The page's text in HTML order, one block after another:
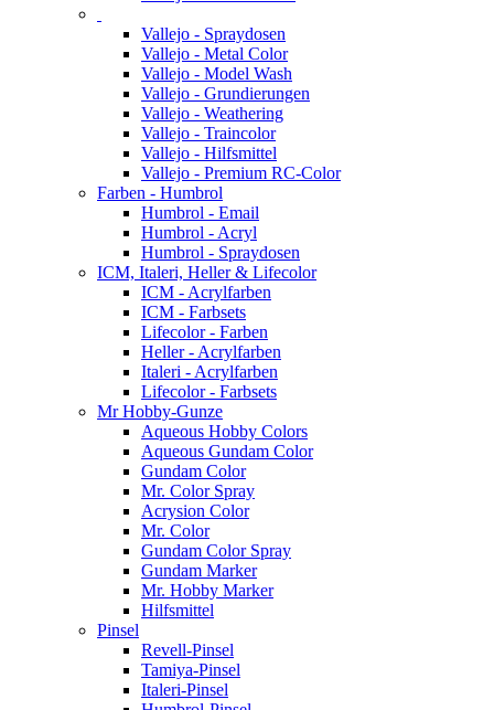
Vallejo - Spraydosen
Vallejo - Metal Color
Vallejo - Model Wash
Vallejo - Grundierungen
Vallejo - Weathering
Vallejo - Traincolor
Vallejo - Hilfsmittel
Vallejo - Premium RC-Color
Farben - Humbrol
Humbrol - Email
Humbrol - Acryl
Humbrol - Spraydosen
ICM, Italeri, Heller & Lifecolor
ICM - Acrylfarben
ICM - Farbsets
Lifecolor - Farben
Heller - Acrylfarben
Italeri - Acrylfarben
Lifecolor - Farbsets
Mr Hobby-Gunze
Aqueous Hobby Colors
Aqueous Gundam Color
Gundam Color
Mr. Color Spray
Acrysion Color
Mr. Color
Gundam Color Spray
Gundam Marker
Mr. Hobby Marker
Hilfsmittel
Pinsel
Revell-Pinsel
Tamiya-Pinsel
Italeri-Pinsel